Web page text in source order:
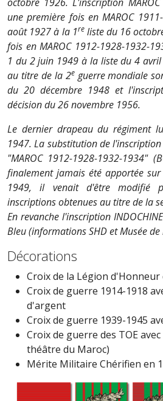
une première fois en MAROC
août 1927 à la 1reliste du 16
fois en MAROC 1912-1928-1932-
1 du 2 juin 1949 à la liste du 4
au titre de la 2eguerre mondiale
du 20 décembre 1948 et
décision du 26 novembre 1956.
Le dernier drapeau du régiment
1947. La substitution de
"MAROC 1912-1928-1932-1934"
finalement jamais été apportée
1949, il venait d'être modifié
inscriptions obtenues au titre de la
En revanche l'inscription
Bleu (informations SHD et Musée de
Décorations
Croix de la Légion d'Honneur
Croix de guerre 1914-1918
d'argent
Croix de guerre 1939-1945
Croix de guerre des TOE
théâtre du Maroc)
Mérite Militaire Chérifien en